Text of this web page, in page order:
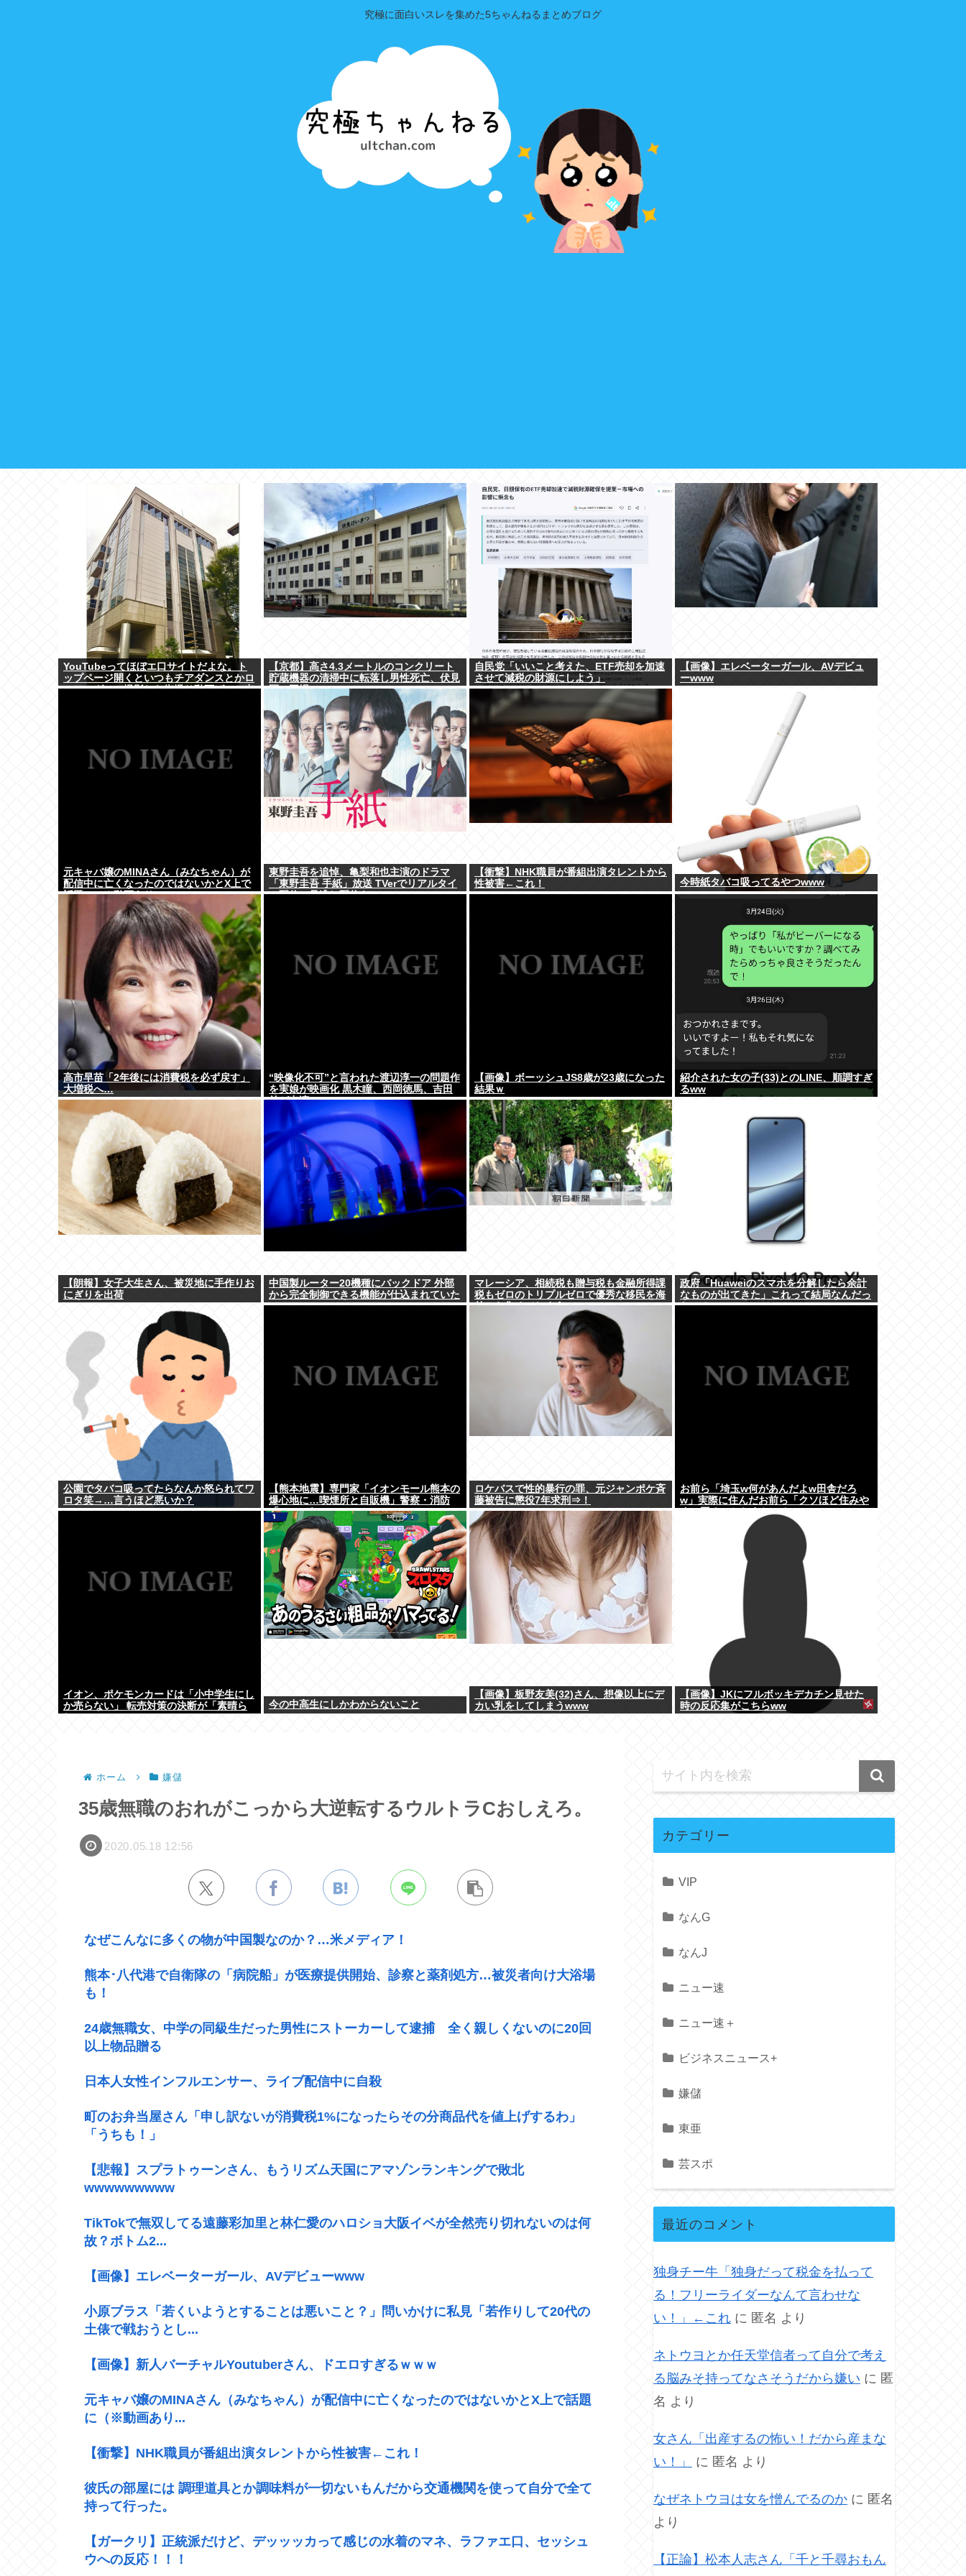
究極に面白いスレを集めた5ちゃんねるまとめブログ
YouTubeってほぼエ口サイトだよな。ト
ップページ開くといつもチアダンスとかロ
ーアングルで撮影した街撮り動画ばっか出
【京都】高さ4.3メートルのコンクリート
貯蔵機器の清掃中に転落し男性死亡、伏見
区の工場
自民党「いいこと考えた、ETF売却を加速
させて減税の財源にしよう」
【画像】エレベーターガール、AVデビュ
ーwww
元キャバ嬢のMINAさん（みなちゃん）が
配信中に亡くなったのではないかとX上で
話題に（※動画あり）
東野圭吾を追悼、亀梨和也主演のドラマ
「東野圭吾 手紙」放送 TVerでリアルタイ
ム配信、見逃し配信も
【衝撃】NHK職員が番組出演タレントから
性被害←これ！
今時紙タバコ吸ってるやつwww
高市早苗「2年後には消費税を必ず戻す」
大増税へ…
“映像化不可”と言われた渡辺淳一の問題作
を実娘が映画化 黒木瞳、西岡徳馬、吉田
羊が出演
【画像】ボーッシュJS8歳が23歳になった
結果ｗ
紹介された女の子(33)とのLINE、順調すぎ
るww
【朗報】女子大生さん、被災地に手作りお
にぎりを出荷
中国製ルーター20機種にバックドア 外部
から完全制御できる機能が仕込まれていた
マレーシア、相続税も贈与税も金融所得課
税もゼロのトリプルゼロで優秀な移民を海
外から集めてしまう…
政府「Huaweiのスマホを分解したら余計
なものが出てきた」これって結局なんだっ
たの？
公園でタバコ吸ってたらなんか怒られてワ
ロタ笑→…言うほど悪いか？
【熊本地震】専門家「イオンモール熊本の
爆心地に…喫煙所と自販機」警察・消防
「」←これ・・・
ロケバスで性的暴行の罪、元ジャンポケ斉
藤被告に懲役7年求刑⇒！
お前ら「埼玉w何があんだよw田舎だろ
w」実際に住んだお前ら「クソほど住みや
すい困ることねえじゃん」
イオン、ポケモンカードは「小中学生にし
か売らない」 転売対策の決断が「素晴ら
今の中高生にしかわからないこと
【画像】板野友美(32)さん、想像以上にデ
カい乳をしてしまうwww
【画像】JKにフルボッキデカチン見せた
時の反応集がこちらww
ホーム 嫌儲
35歳無職のおれがこっから大逆転するウルトラCおしえろ。
2020.05.18 12:56
なぜこんなに多くの物が中国製なのか？…米メディア！
熊本･八代港で自衛隊の「病院船」が医療提供開始、診察と薬剤処方…被災者向け大浴場
も！
24歳無職女、中学の同級生だった男性にストーカーして逮捕 全く親しくないのに20回
以上物品贈る
日本人女性インフルエンサー、ライブ配信中に自殺
町のお弁当屋さん「申し訳ないが消費税1%になったらその分商品代を値上げするわ」
「うちも！」
【悲報】スプラトゥーンさん、もうリズム天国にアマゾンランキングで敗北
wwwwwwwww
TikTokで無双してる遠藤彩加里と林仁愛のハロショ大阪イベが全然売り切れないのは何
故？ボトム2...
【画像】エレベーターガール、AVデビューwww
小原ブラス「若くいようとすることは悪いこと？」問いかけに私見「若作りして20代の
土俵で戦おうとし...
【画像】新人バーチャルYoutuberさん、ドエロすぎるｗｗｗ
元キャバ嬢のMINAさん（みなちゃん）が配信中に亡くなったのではないかとX上で話題
に（※動画あり...
【衝撃】NHK職員が番組出演タレントから性被害←これ！
彼氏の部屋には 調理道具とか調味料が一切ないもんだから交通機関を使って自分で全て
持って行った。
【ガークリ】正統派だけど、デッッッカって感じの水着のマネ、ラファエ口、セッシュ
ウへの反応！！！
カテゴリー
VIP
なんG
なんJ
ニュー速
ニュー速＋
ビジネスニュース+
嫌儲
東亜
芸スポ
最近のコメント
独身チー牛「独身だって税金を払って
る！フリーライダーなんて言わせな
い！」←これ に 匿名 より
ネトウヨとか任天堂信者って自分で考え
る脳みそ持ってなさそうだから嫌い に 匿
名 より
女さん「出産するの怖い！だから産まな
い！」
に 匿名 より
なぜネトウヨは女を憎んでるのか に 匿名
より
【正論】松本人志さん「千と千尋おもん